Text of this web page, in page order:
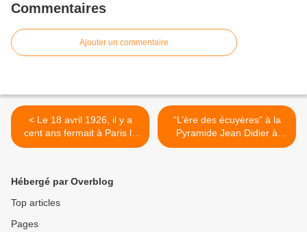
Commentaires
Ajouter un commentaire
< Le 18 avril 1926, il y a
cent ans fermait à Paris le
Nouveau Cirque
“L’ère des écuyères” à la
Pyramide Jean Didier à
Mary-sur-Marne >
Hébergé par Overblog
Top articles
Pages